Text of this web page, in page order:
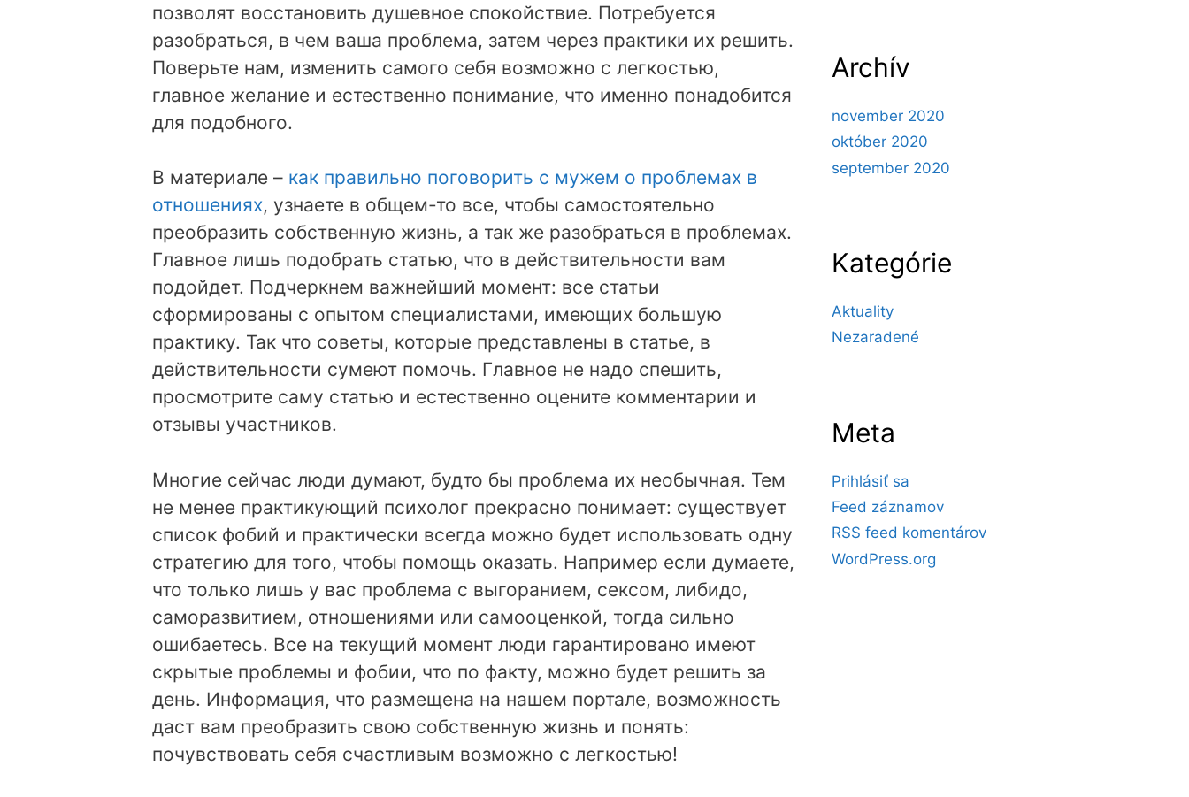
позволят восстановить душевное спокойствие. Потребуется
разобраться, в чем ваша проблема, затем через практики их решить.
Поверьте нам, изменить самого себя возможно с легкостью,
главное желание и естественно понимание, что именно понадобится
для подобного.
В материале – как правильно поговорить с мужем о проблемах в
отношениях, узнаете в общем-то все, чтобы самостоятельно
преобразить собственную жизнь, а так же разобраться в проблемах.
Главное лишь подобрать статью, что в действительности вам
подойдет. Подчеркнем важнейший момент: все статьи
сформированы с опытом специалистами, имеющих большую
практику. Так что советы, которые представлены в статье, в
действительности сумеют помочь. Главное не надо спешить,
просмотрите саму статью и естественно оцените комментарии и
отзывы участников.
Многие сейчас люди думают, будто бы проблема их необычная. Тем
не менее практикующий психолог прекрасно понимает: существует
список фобий и практически всегда можно будет использовать одну
стратегию для того, чтобы помощь оказать. Например если думаете,
что только лишь у вас проблема с выгоранием, сексом, либидо,
саморазвитием, отношениями или самооценкой, тогда сильно
ошибаетесь. Все на текущий момент люди гарантировано имеют
скрытые проблемы и фобии, что по факту, можно будет решить за
день. Информация, что размещена на нашем портале, возможность
даст вам преобразить свою собственную жизнь и понять:
почувствовать себя счастливым возможно с легкостью!
Archív
november 2020
október 2020
september 2020
Kategórie
Aktuality
Nezaradené
Meta
Prihlásiť sa
Feed záznamov
RSS feed komentárov
WordPress.org